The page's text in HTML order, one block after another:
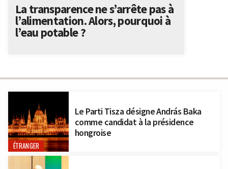
ÉTRANGER
Le Parti Tisza désigne András Baka
comme candidat à la présidence
hongroise
La transparence ne s’arrête pas à
l’alimentation. Alors, pourquoi à
l’eau potable ?